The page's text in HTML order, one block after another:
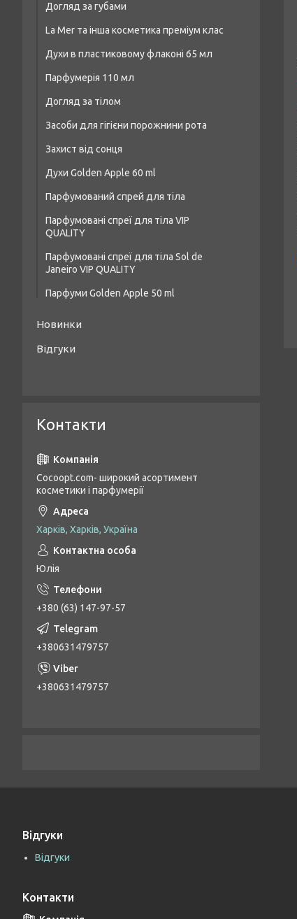
Догляд за губами
La Mer та інша косметика преміум клас
Духи в пластиковому флаконі 65 мл
Чоловічі парфуми аналог 65 мл
Жіночі парфуми аналог 65 мл
Унісекс-парфуми аналог 65 мл
Парфумерія 110 мл
Чоловіча парфумерія 110 мл
Парфумерія унісекс 110 мл
Жіноча парфумерія 110 мл
Догляд за тілом
Засоби для душу та ванни
Креми та лосьйони для тіла
Засоби для пілінгу тіла
Дезодоранти
Засоби для догляду за шкірою рук
Засоби для гігієни порожнини рота
Захист від сонця
Духи Golden Apple 60 ml
Жіночі парфуми Golden Apple 60 ml
Чоловічі парфуми Golden Apple 60 ml
Парфумований спрей для тіла
Парфумовані спреї для тіла VIP
QUALITY
Парфумовані спреї для тіла Sol de
Janeiro VIP QUALITY
Парфуми Golden Apple 50 ml
Новинки
Відгуки
Контакти
Cocoopt.com- широкий асортимент
косметики і парфумерії
Харків, Харків, Україна
Юлія
+380 (63) 147-97-57
+380631479757
+380631479757
Відгуки
Відгуки
Контакти